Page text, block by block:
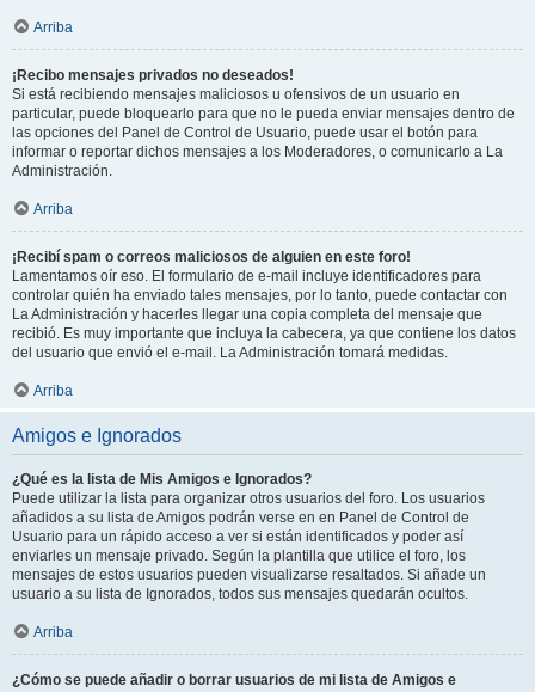
Arriba
¡Recibo mensajes privados no deseados!
Si está recibiendo mensajes maliciosos u ofensivos de un usuario en
particular, puede bloquearlo para que no le pueda enviar mensajes dentro de
las opciones del Panel de Control de Usuario, puede usar el botón para
informar o reportar dichos mensajes a los Moderadores, o comunicarlo a La
Administración.
Arriba
¡Recibí spam o correos maliciosos de alguien en este foro!
Lamentamos oír eso. El formulario de e-mail incluye identificadores para
controlar quién ha enviado tales mensajes, por lo tanto, puede contactar con
La Administración y hacerles llegar una copia completa del mensaje que
recibió. Es muy importante que incluya la cabecera, ya que contiene los datos
del usuario que envió el e-mail. La Administración tomará medidas.
Arriba
Amigos e Ignorados
¿Qué es la lista de Mis Amigos e Ignorados?
Puede utilizar la lista para organizar otros usuarios del foro. Los usuarios
añadidos a su lista de Amigos podrán verse en en Panel de Control de
Usuario para un rápido acceso a ver si están identificados y poder así
enviarles un mensaje privado. Según la plantilla que utilice el foro, los
mensajes de estos usuarios pueden visualizarse resaltados. Si añade un
usuario a su lista de Ignorados, todos sus mensajes quedarán ocultos.
Arriba
¿Cómo se puede añadir o borrar usuarios de mi lista de Amigos e